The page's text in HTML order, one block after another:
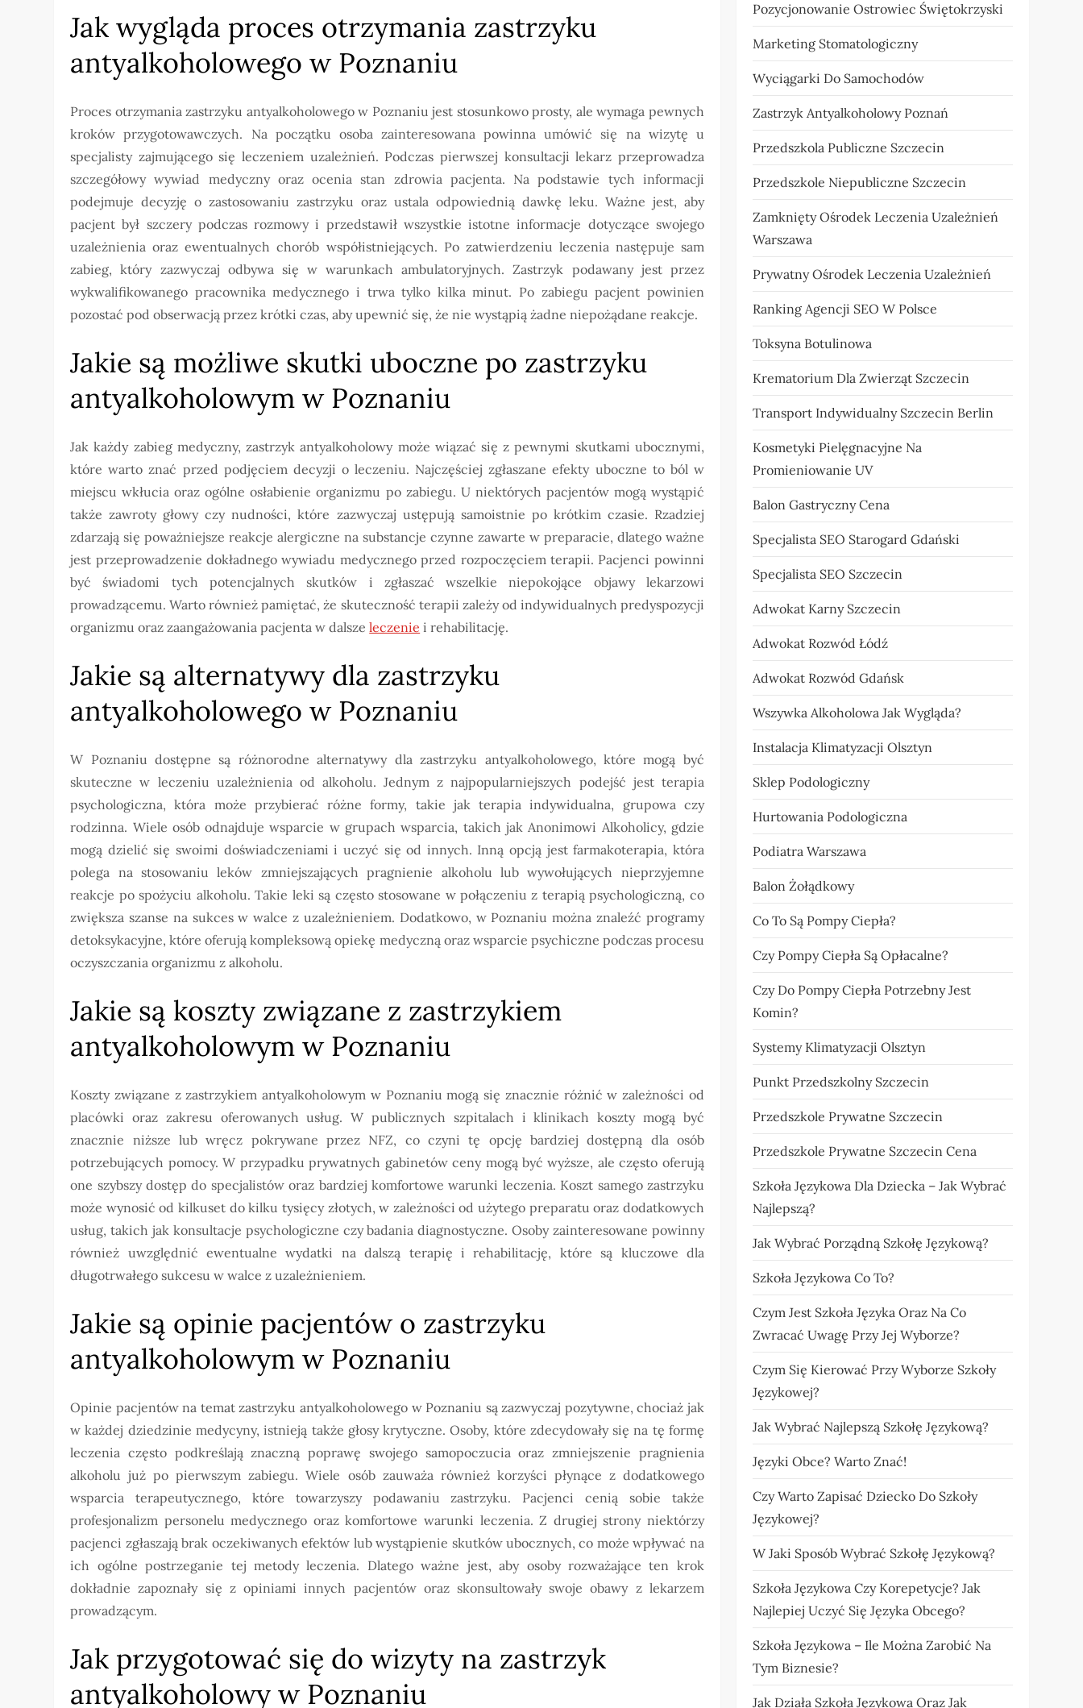
Jak wygląda proces otrzymania zastrzyku
antyalkoholowego w Poznaniu
Proces otrzymania zastrzyku antyalkoholowego w Poznaniu jest stosunkowo prosty, ale wymaga pewnych
kroków przygotowawczych. Na początku osoba zainteresowana powinna umówić się na wizytę u
specjalisty zajmującego się leczeniem uzależnień. Podczas pierwszej konsultacji lekarz przeprowadza
szczegółowy wywiad medyczny oraz ocenia stan zdrowia pacjenta. Na podstawie tych informacji
podejmuje decyzję o zastosowaniu zastrzyku oraz ustala odpowiednią dawkę leku. Ważne jest, aby
pacjent był szczery podczas rozmowy i przedstawił wszystkie istotne informacje dotyczące swojego
uzależnienia oraz ewentualnych chorób współistniejących. Po zatwierdzeniu leczenia następuje sam
zabieg, który zazwyczaj odbywa się w warunkach ambulatoryjnych. Zastrzyk podawany jest przez
wykwalifikowanego pracownika medycznego i trwa tylko kilka minut. Po zabiegu pacjent powinien
pozostać pod obserwacją przez krótki czas, aby upewnić się, że nie wystąpią żadne niepożądane reakcje.
Jakie są możliwe skutki uboczne po zastrzyku
antyalkoholowym w Poznaniu
Jak każdy zabieg medyczny, zastrzyk antyalkoholowy może wiązać się z pewnymi skutkami ubocznymi,
które warto znać przed podjęciem decyzji o leczeniu. Najczęściej zgłaszane efekty uboczne to ból w
miejscu wkłucia oraz ogólne osłabienie organizmu po zabiegu. U niektórych pacjentów mogą wystąpić
także zawroty głowy czy nudności, które zazwyczaj ustępują samoistnie po krótkim czasie. Rzadziej
zdarzają się poważniejsze reakcje alergiczne na substancje czynne zawarte w preparacie, dlatego ważne
jest przeprowadzenie dokładnego wywiadu medycznego przed rozpoczęciem terapii. Pacjenci powinni
być świadomi tych potencjalnych skutków i zgłaszać wszelkie niepokojące objawy lekarzowi
prowadzącemu. Warto również pamiętać, że skuteczność terapii zależy od indywidualnych predyspozycji
organizmu oraz zaangażowania pacjenta w dalszeleczenie i rehabilitację.
Jakie są alternatywy dla zastrzyku
antyalkoholowego w Poznaniu
W Poznaniu dostępne są różnorodne alternatywy dla zastrzyku antyalkoholowego, które mogą być
skuteczne w leczeniu uzależnienia od alkoholu. Jednym z najpopularniejszych podejść jest terapia
psychologiczna, która może przybierać różne formy, takie jak terapia indywidualna, grupowa czy
rodzinna. Wiele osób odnajduje wsparcie w grupach wsparcia, takich jak Anonimowi Alkoholicy, gdzie
mogą dzielić się swoimi doświadczeniami i uczyć się od innych. Inną opcją jest farmakoterapia, która
polega na stosowaniu leków zmniejszających pragnienie alkoholu lub wywołujących nieprzyjemne
reakcje po spożyciu alkoholu. Takie leki są często stosowane w połączeniu z terapią psychologiczną, co
zwiększa szanse na sukces w walce z uzależnieniem. Dodatkowo, w Poznaniu można znaleźć programy
detoksykacyjne, które oferują kompleksową opiekę medyczną oraz wsparcie psychiczne podczas procesu
oczyszczania organizmu z alkoholu.
Jakie są koszty związane z zastrzykiem
antyalkoholowym w Poznaniu
Koszty związane z zastrzykiem antyalkoholowym w Poznaniu mogą się znacznie różnić w zależności od
placówki oraz zakresu oferowanych usług. W publicznych szpitalach i klinikach koszty mogą być
znacznie niższe lub wręcz pokrywane przez NFZ, co czyni tę opcję bardziej dostępną dla osób
potrzebujących pomocy. W przypadku prywatnych gabinetów ceny mogą być wyższe, ale często oferują
one szybszy dostęp do specjalistów oraz bardziej komfortowe warunki leczenia. Koszt samego zastrzyku
może wynosić od kilkuset do kilku tysięcy złotych, w zależności od użytego preparatu oraz dodatkowych
usług, takich jak konsultacje psychologiczne czy badania diagnostyczne. Osoby zainteresowane powinny
również uwzględnić ewentualne wydatki na dalszą terapię i rehabilitację, które są kluczowe dla
długotrwałego sukcesu w walce z uzależnieniem.
Jakie są opinie pacjentów o zastrzyku
antyalkoholowym w Poznaniu
Opinie pacjentów na temat zastrzyku antyalkoholowego w Poznaniu są zazwyczaj pozytywne, chociaż jak
w każdej dziedzinie medycyny, istnieją także głosy krytyczne. Osoby, które zdecydowały się na tę formę
leczenia często podkreślają znaczną poprawę swojego samopoczucia oraz zmniejszenie pragnienia
alkoholu już po pierwszym zabiegu. Wiele osób zauważa również korzyści płynące z dodatkowego
wsparcia terapeutycznego, które towarzyszy podawaniu zastrzyku. Pacjenci cenią sobie także
profesjonalizm personelu medycznego oraz komfortowe warunki leczenia. Z drugiej strony niektórzy
pacjenci zgłaszają brak oczekiwanych efektów lub wystąpienie skutków ubocznych, co może wpływać na
ich ogólne postrzeganie tej metody leczenia. Dlatego ważne jest, aby osoby rozważające ten krok
dokładnie zapoznały się z opiniami innych pacjentów oraz skonsultowały swoje obawy z lekarzem
prowadzącym.
Jak przygotować się do wizyty na zastrzyk
antyalkoholowy w Poznaniu
Pozycjonowanie Ostrowiec Świętokrzyski
Marketing Stomatologiczny
Wyciągarki Do Samochodów
Zastrzyk Antyalkoholowy Poznań
Przedszkola Publiczne Szczecin
Przedszkole Niepubliczne Szczecin
Zamknięty Ośrodek Leczenia Uzależnień
Warszawa
Prywatny Ośrodek Leczenia Uzależnień
Ranking Agencji SEO W Polsce
Toksyna Botulinowa
Krematorium Dla Zwierząt Szczecin
Transport Indywidualny Szczecin Berlin
Kosmetyki Pielęgnacyjne Na
Promieniowanie UV
Balon Gastryczny Cena
Specjalista SEO Starogard Gdański
Specjalista SEO Szczecin
Adwokat Karny Szczecin
Adwokat Rozwód Łódź
Adwokat Rozwód Gdańsk
Wszywka Alkoholowa Jak Wygląda?
Instalacja Klimatyzacji Olsztyn
Sklep Podologiczny
Hurtowania Podologiczna
Podiatra Warszawa
Balon Żołądkowy
Co To Są Pompy Ciepła?
Czy Pompy Ciepła Są Opłacalne?
Czy Do Pompy Ciepła Potrzebny Jest
Komin?
Systemy Klimatyzacji Olsztyn
Punkt Przedszkolny Szczecin
Przedszkole Prywatne Szczecin
Przedszkole Prywatne Szczecin Cena
Szkoła Językowa Dla Dziecka – Jak Wybrać
Najlepszą?
Jak Wybrać Porządną Szkołę Językową?
Szkoła Językowa Co To?
Czym Jest Szkoła Języka Oraz Na Co
Zwracać Uwagę Przy Jej Wyborze?
Czym Się Kierować Przy Wyborze Szkoły
Językowej?
Jak Wybrać Najlepszą Szkołę Językową?
Języki Obce? Warto Znać!
Czy Warto Zapisać Dziecko Do Szkoły
Językowej?
W Jaki Sposób Wybrać Szkołę Językową?
Szkoła Językowa Czy Korepetycje? Jak
Najlepiej Uczyć Się Języka Obcego?
Szkoła Językowa – Ile Można Zarobić Na
Tym Biznesie?
Jak Działa Szkoła Językowa Oraz Jak